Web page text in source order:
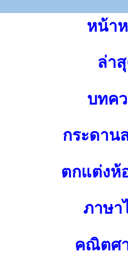
หน้า
ล่า
บทค
กระดาน
ตกแต่งห้
ภาษา
คณิตศ